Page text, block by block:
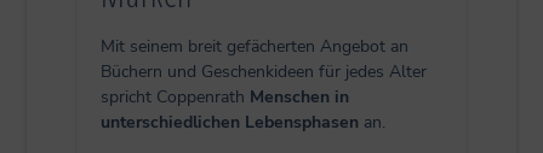
Mit seinem breit gefächerten Angebot an
Büchern und Geschenkideen für jedes Alter
spricht Coppenrath Menschen in
unterschiedlichen Lebensphasen an.